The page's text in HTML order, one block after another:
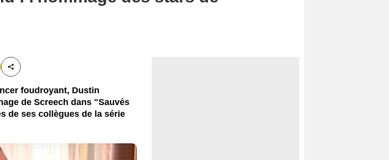
Partager cet article
foudroyant, Dustin
de Screech dans "Sauvés
de ses collègues de la série